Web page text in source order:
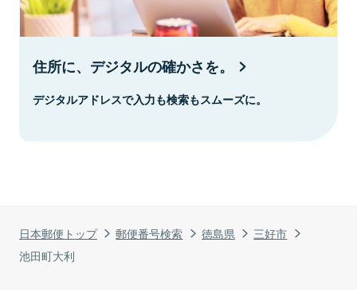
日本郵便トップ 郵便番号検索 徳島県
三好市
池田町大利
住所に、デジタルの確かさを。
デジタルアドレスで入力も検索もスムーズに。